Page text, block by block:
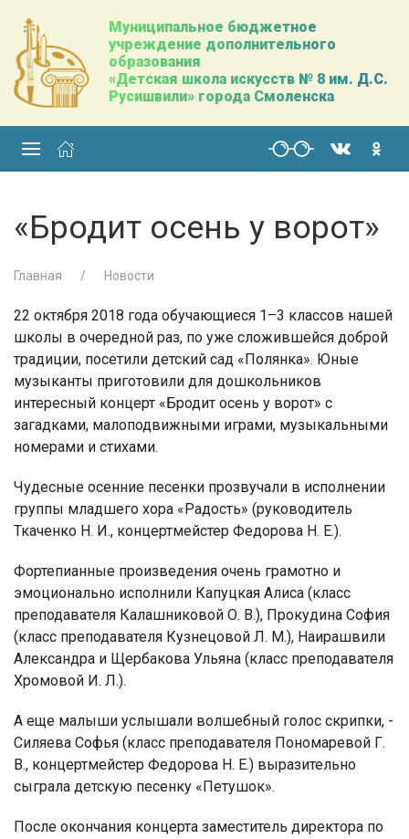
Муниципальное бюджетное
учреждение дополнительного
образования
«Детская школа искусств № 8 им. Д.С.
Русишвили» города Смоленска
«Бродит осень у ворот»
Главная Новости
22 октября 2018 года обучающиеся 1–3 классов нашей
школы в очередной раз, по уже сложившейся доброй
традиции, посетили детский сад «Полянка». Юные
музыканты приготовили для дошкольников
интересный концерт «Бродит осень у ворот» с
загадками, малоподвижными играми, музыкальными
номерами и стихами.
Чудесные осенние песенки прозвучали в исполнении
группы младшего хора «Радость» (руководитель
Ткаченко Н. И., концертмейстер Федорова Н. Е.).
Фортепианные произведения очень грамотно и
эмоционально исполнили Капуцкая Алиса (класс
преподавателя Калашниковой О. В.), Прокудина София
(класс преподавателя Кузнецовой Л. М.), Наирашвили
Александра и Щербакова Ульяна (класс преподавателя
Хромовой И. Л.).
А еще малыши услышали волшебный голос скрипки, -
Силяева Софья (класс преподавателя Пономаревой Г.
В., концертмейстер Федорова Н. Е.) выразительно
сыграла детскую песенку «Петушок».
После окончания концерта заместитель директора по